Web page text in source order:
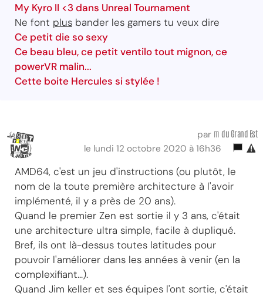
My Kyro II <3 dans Unreal Tournament
Ne font plus bander les gamers tu veux dire
Ce petit die so sexy
Ce beau bleu, ce petit ventilo tout mignon, ce
powerVR malin...
Cette boite Hercules si stylée !
par m du Grand Est
le lundi 12 octobre 2020 à 16h36
AMD64, c'est un jeu d'instructions (ou plutôt, le
nom de la toute première architecture à l'avoir
implémenté, il y a près de 20 ans).
Quand le premier Zen est sortie il y 3 ans, c'était
une architecture ultra simple, facile à dupliqué.
Bref, ils ont là-dessus toutes latitudes pour
pouvoir l'améliorer dans les années à venir (en la
complexifiant...).
Quand Jim keller et ses équipes l'ont sortie, c'était